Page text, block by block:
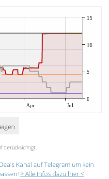
Apr Jul
0
5
10
15
berücksichtigt.
Kanal auf Telegram um kein
> Alle Infos dazu hier <